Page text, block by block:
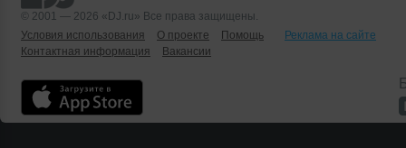
© 2001 — 2026 «DJ.ru» Все права защищены.
Условия использования
О проекте Помощь
Реклама на сайте
Контактная информация
Вакансии